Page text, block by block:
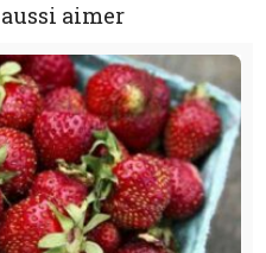
aimer